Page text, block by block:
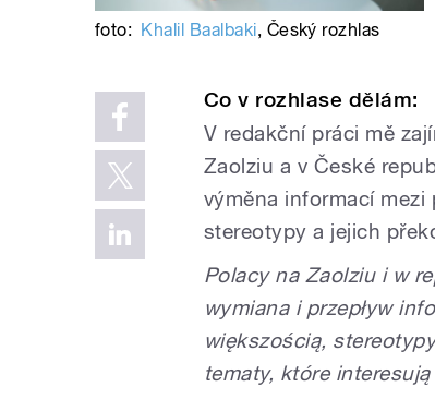
foto: Khalil Baalbaki, Český rozhlas
Co v rozhlase dělám:
V redakční práci mě
Zaolziu a v České
výměna informací
stereotypy a jejich
Polacy na Zaolziu i w
wymiana i przepływ
większością,
tematy, które